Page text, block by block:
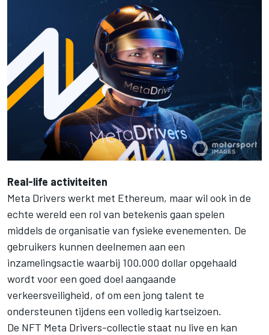
Real-life activiteiten
Meta Drivers werkt met Ethereum, maar wil ook in de
echte wereld een rol van betekenis gaan spelen
middels de organisatie van fysieke evenementen. De
gebruikers kunnen deelnemen aan een
inzamelingsactie waarbij 100.000 dollar opgehaald
wordt voor een goed doel aangaande
verkeersveiligheid, of om een jong talent te
ondersteunen tijdens een volledig kartseizoen.
De NFT Meta Drivers-collectie staat nu live en kan